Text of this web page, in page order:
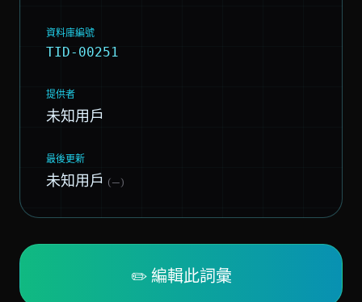
資料庫編號
TID-00251
提供者
未知用戶
最後更新
未知用戶 (—)
✏️ 編輯此詞彙